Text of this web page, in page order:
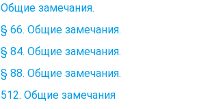
Общие замечания.
§ 66. Общие замечания.
§ 84. Общие замечания.
§ 88. Общие замечания.
512. Общие замечания